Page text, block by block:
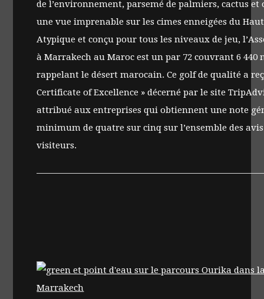
de l’environnement, parsemé de palmiers, cactus
une vue imprenable sur les cimes enneigées du
Atypique et conçu pour tous les niveaux de jeu,
à Marrakech au Maroc est un par 72 couvrant 6 440
rappelant le désert marocain. Ce golf de qualité a
Certificate of Excellence » décerné par le site
attribué aux entreprises qui obtiennent une note
minimum de quatre sur cinq sur l’ensemble des
visiteurs.